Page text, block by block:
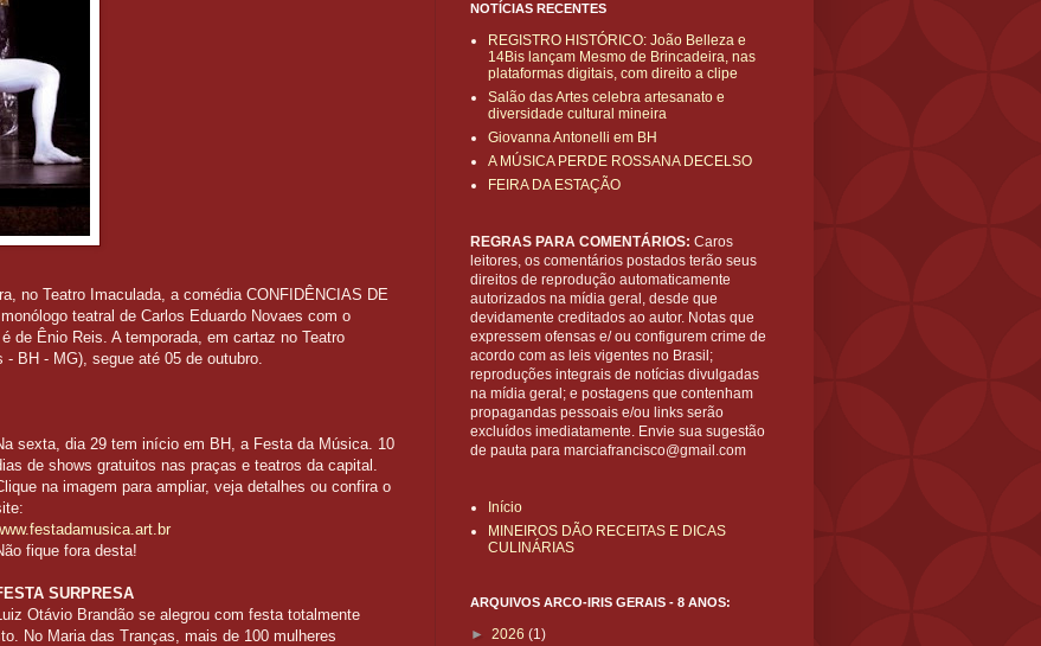
no Teatro Imaculada, a comédia CONFIDÊNCIAS DE
teatral de Carlos Eduardo Novaes com o
de Ênio Reis. A temporada, em cartaz no Teatro
BH - MG), segue até 05 de outubro.
sexta, dia 29 tem início em BH, a Festa da Música. 10
de shows gratuitos nas praças e teatros da capital.
na imagem para ampliar, veja detalhes ou confira o
fique fora desta!
SURPRESA
Otávio Brandão se alegrou com festa totalmente
No Maria das Tranças, mais de 100 mulheres
NOTÍCIAS RECENTES
REGISTRO HISTÓRICO: João Belleza e
14Bis lançam Mesmo de Brincadeira, nas
plataformas digitais, com direito a clipe
Salão das Artes celebra artesanato e
diversidade cultural mineira
Giovanna Antonelli em BH
A MÚSICA PERDE ROSSANA DECELSO
FEIRA DA ESTAÇÃO
REGRAS PARA COMENTÁRIOS: Caros
leitores, os comentários postados terão seus
direitos de reprodução automaticamente
autorizados na mídia geral, desde que
devidamente creditados ao autor. Notas que
expressem ofensas e/ ou configurem crime de
acordo com as leis vigentes no Brasil;
reproduções integrais de notícias divulgadas
na mídia geral; e postagens que contenham
propagandas pessoais e/ou links serão
excluídos imediatamente. Envie sua sugestão
de pauta para marciafrancisco@gmail.com
Início
MINEIROS DÃO RECEITAS E DICAS
CULINÁRIAS
ARQUIVOS ARCO-IRIS GERAIS - 8 ANOS:
► 2026 (1)